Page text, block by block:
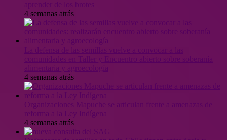
4 semanas atrás
4 semanas atrás
Organizaciones Mapuche se articulan frente a amenazas de
4 semanas atrás